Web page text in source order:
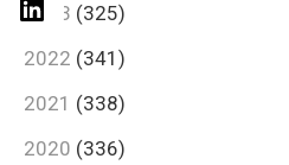
2023 (325)
2022 (341)
2021 (338)
2020 (336)